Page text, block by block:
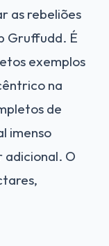
as rebeliões
Gruffudd. É
exemplos
na
de
imenso
O